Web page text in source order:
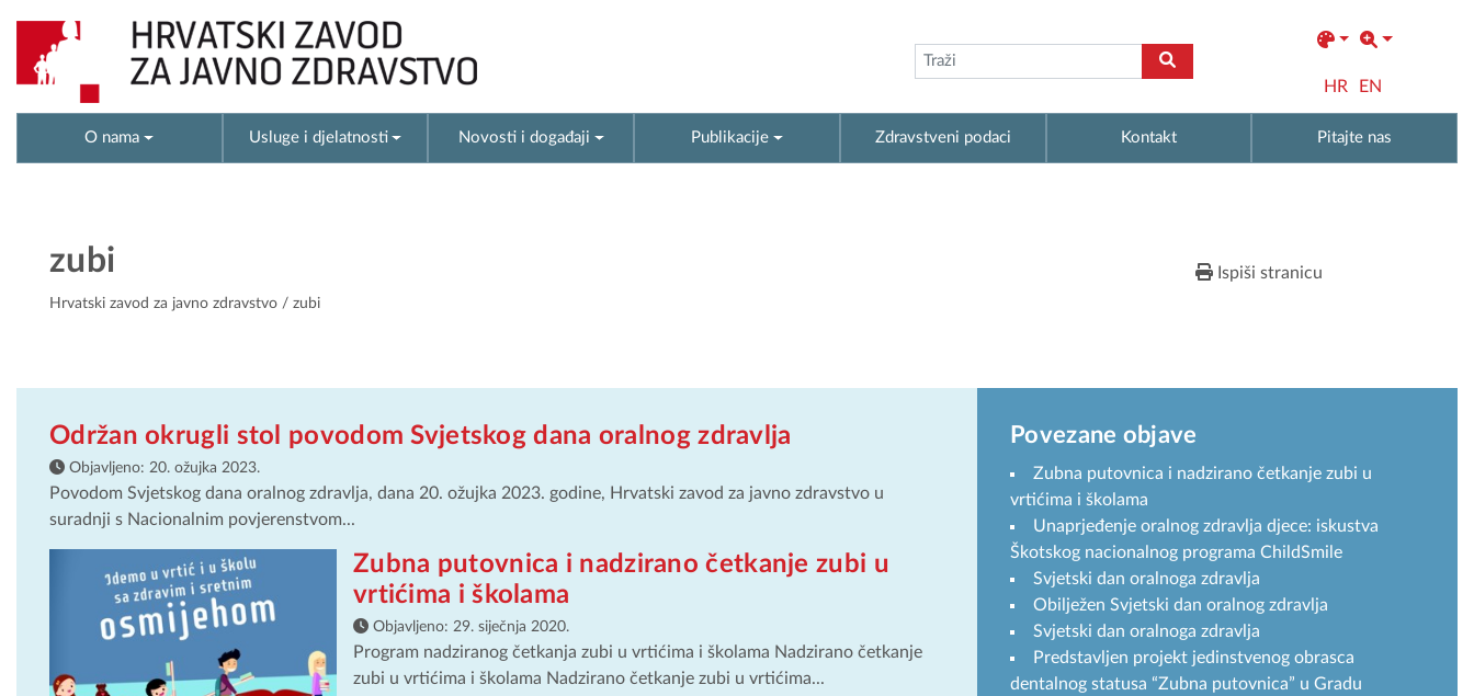
HR EN
O nama Usluge i djelatnosti Novosti i događaji Publikacije Zdravstveni podaci Kontakt Pitajte nas
zubi
Hrvatski zavod za javno zdravstvo / zubi
Ispiši stranicu
Održan okrugli stol povodom Svjetskog dana oralnog zdravlja
Objavljeno: 20. ožujka 2023.
Povodom Svjetskog dana oralnog zdravlja, dana 20. ožujka 2023. godine, Hrvatski zavod za javno zdravstvo u
suradnji s Nacionalnim povjerenstvom...
Zubna putovnica i nadzirano četkanje zubi u
vrtićima i školama
Objavljeno: 29. siječnja 2020.
Program nadziranog četkanja zubi u vrtićima i školama Nadzirano četkanje
zubi u vrtićima i školama Nadzirano četkanje zubi u vrtićima...
Povezane objave
Zubna putovnica i nadzirano četkanje zubi u
vrtićima i školama
Unaprjeđenje oralnog zdravlja djece: iskustva
Škotskog nacionalnog programa ChildSmile
Svjetski dan oralnoga zdravlja
Obilježen Svjetski dan oralnog zdravlja
Svjetski dan oralnoga zdravlja
Predstavljen projekt jedinstvenog obrasca
dentalnog statusa “Zubna putovnica” u Gradu